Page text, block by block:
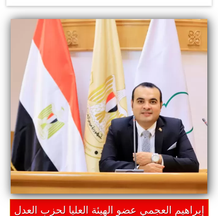
إبراهيم العجمي عضو الهيئة العليا لحزب العدل